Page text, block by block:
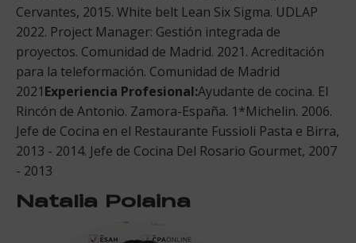
Cervantes, 2015. White belt Lean Six Sigma. UDLAP
2022. Project Manager: Gestión integrada de
proyectos. Comunidad de Madrid. 2021. Acreditación
para la teleformación. Comunidad de Madrid
2021Experiencia Profesional:Ayudante de cocina. El
Rincón de Antonio. Zamora-España. 1*Michelin. 2006.
Jefe de Cocina en el Restaurante Fussioli Pasta e Birra,
2013 - 2014. Jefe de Cocina Del Rosario Gourmet, 2007
- 2013
Natalia Polaina